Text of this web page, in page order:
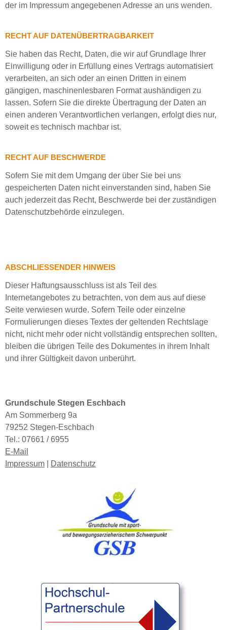
der im Impressum angegebenen Adresse an uns wenden.
RECHT AUF DATENÜBERTRAGBARKEIT
Sie haben das Recht, Daten, die wir auf Grundlage Ihrer
Einwilligung oder in Erfüllung eines Vertrags automatisiert
verarbeiten, an sich oder an einen Dritten in einem
gängigen, maschinenlesbaren Format aushändigen zu
lassen. Sofern Sie die direkte Übertragung der Daten an
einen anderen Verantwortlichen verlangen, erfolgt dies nur,
soweit es technisch machbar ist.
RECHT AUF BESCHWERDE
Sofern Sie mit dem Umgang der über Sie bei uns
gespeicherten Daten nicht einverstanden sind, haben Sie
auch jederzeit das Recht, Beschwerde bei der zuständigen
Datenschutzbehörde einzulegen.
ABSCHLIESSENDER HINWEIS
Dieser Haftungsausschluss ist als Teil des
Internetangebotes zu betrachten, von dem aus auf diese
Seite verwiesen wurde. Sofern Teile oder einzelne
Formulierungen dieses Textes der geltenden Rechtslage
nicht, nicht mehr oder nicht vollständig entsprechen sollten,
bleiben die übrigen Teile des Dokumentes in ihrem Inhalt
und ihrer Gültigkeit davon unberührt.
Grundschule Stegen Eschbach
Am Sommerberg 9a
79252 Stegen-Eschbach
Tel.: 07661 / 6955
E-Mail
Impressum
Datenschutz